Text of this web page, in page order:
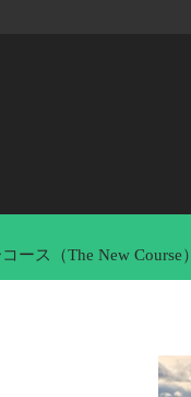
ース（The New Course）